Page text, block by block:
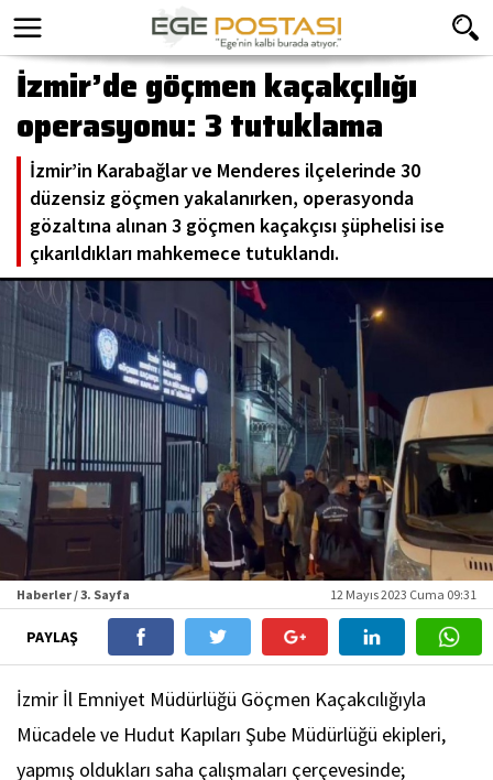
İzmir’de göçmen kaçakçılığı
operasyonu: 3 tutuklama
İzmir’in Karabağlar ve Menderes ilçelerinde 30
düzensiz göçmen yakalanırken, operasyonda
gözaltına alınan 3 göçmen kaçakçısı şüphelisi ise
çıkarıldıkları mahkemece tutuklandı.
Haberler / 3. Sayfa 12 Mayıs 2023 Cuma 09:31
PAYLAŞ
İzmir İl Emniyet Müdürlüğü Göçmen Kaçakcılığıyla
Mücadele ve Hudut Kapıları Şube Müdürlüğü ekipleri,
yapmış oldukları saha çalışmaları çerçevesinde;